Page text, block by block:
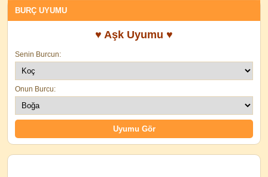
BURÇ UYUMU
♥ Aşk Uyumu ♥
Senin Burcun:
Onun Burcu: